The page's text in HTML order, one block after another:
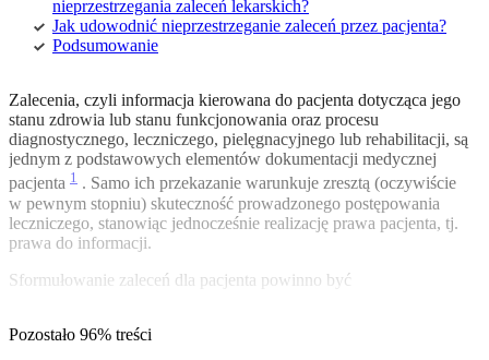
nieprzestrzegania zaleceń lekarskich?
Jak udowodnić nieprzestrzeganie zaleceń przez pacjenta?
Podsumowanie
Zalecenia, czyli informacja kierowana do pacjenta dotycząca jego
stanu zdrowia lub stanu funkcjonowania oraz procesu
diagnostycznego, leczniczego, pielęgnacyjnego lub rehabilitacji, są
jednym z podstawowych elementów dokumentacji medycznej
pacjenta 1 . Samo ich przekazanie warunkuje zresztą (oczywiście
w pewnym stopniu) skuteczność prowadzonego postępowania
leczniczego, stanowiąc jednocześnie realizację prawa pacjenta, tj.
prawa do informacji.
Sformułowanie zaleceń dla pacjenta powinno być
Pozostało 96% treści